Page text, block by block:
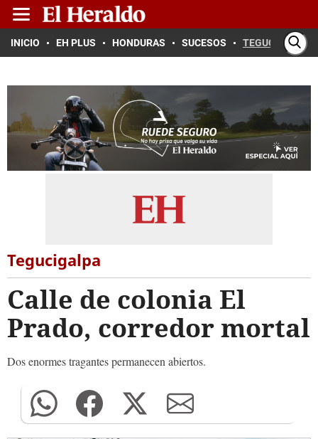
INICIO EH PLUS HONDURAS SUCESOS TEGUCIGALPA
Tegucigalpa
Calle de colonia El
Prado, corredor mortal
Dos enormes tragantes permanecen abiertos.